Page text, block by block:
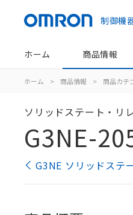
制御機
ホーム 商品情報
ホーム > 商品情報 > 商品カテ
ソリッドステート・リ
G3NE-
G3NE ソリッドステ